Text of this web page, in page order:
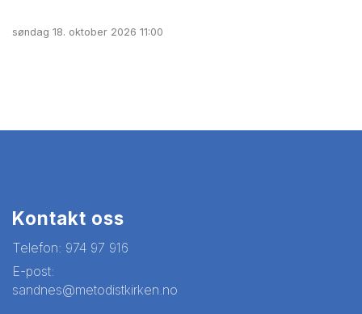
søndag 18. oktober 2026 11:00
Kontakt oss
Telefon: 974 97 916
E-post:
sandnes@metodistkirken.no